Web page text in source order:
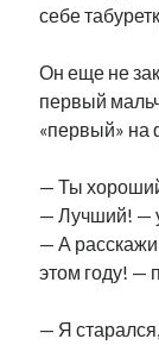
себе
Он еще не
первый
«первый» на
— Ты
— Лучший! —
— А
этом году! —
— Я